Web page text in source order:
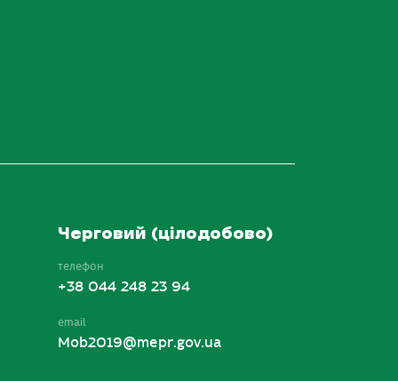
Черговий (цілодобово)
телефон
+38 044 248 23 94
email
Mob2019@mepr.gov.ua